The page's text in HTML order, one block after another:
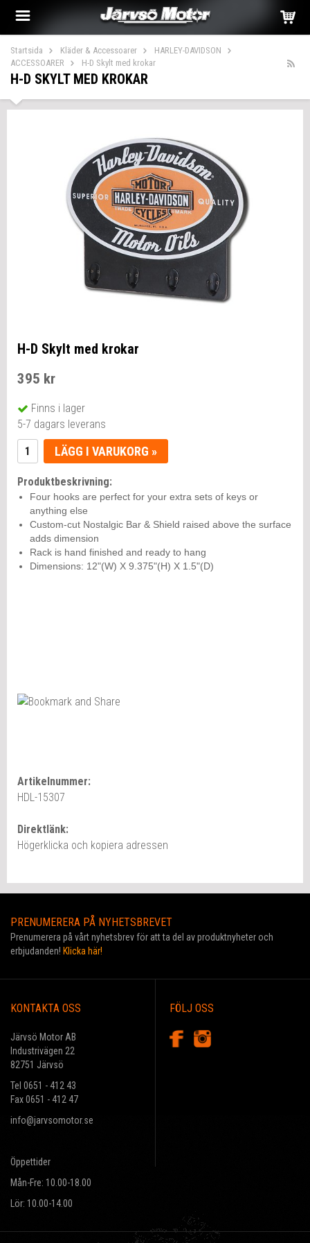
Startsida Kläder & Accessoarer
HARLEY-DAVIDSON
ACCESSOARER
H-D Skylt med krokar
H-D SKYLT MED KROKAR
H-D Skylt med krokar
395 kr
Finns i lager
5-7 dagars leverans
LÄGG I VARUKORG »
Produktbeskrivning:
Four hooks are perfect for your extra sets of keys or
anything else
Custom-cut Nostalgic Bar & Shield raised above the surface
adds dimension
Rack is hand finished and ready to hang
Dimensions: 12"(W) X 9.375"(H) X 1.5"(D)
Artikelnummer:
HDL-15307
Direktlänk:
Högerklicka och kopiera adressen
PRENUMERERA PÅ NYHETSBREVET
Prenumerera på vårt nyhetsbrev för att ta del av produktnyheter och
erbjudanden! Klicka här!
KONTAKTA OSS
Järvsö Motor AB
Industrivägen 22
82751 Järvsö
Tel 0651 - 412 43
Fax 0651 - 412 47
info@jarvsomotor.se
Öppettider
Mån-Fre: 10.00-18.00
Lör: 10.00-14.00
FÖLJ OSS